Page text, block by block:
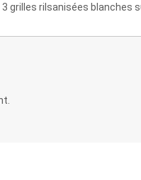
grilles rilsanisées blanches